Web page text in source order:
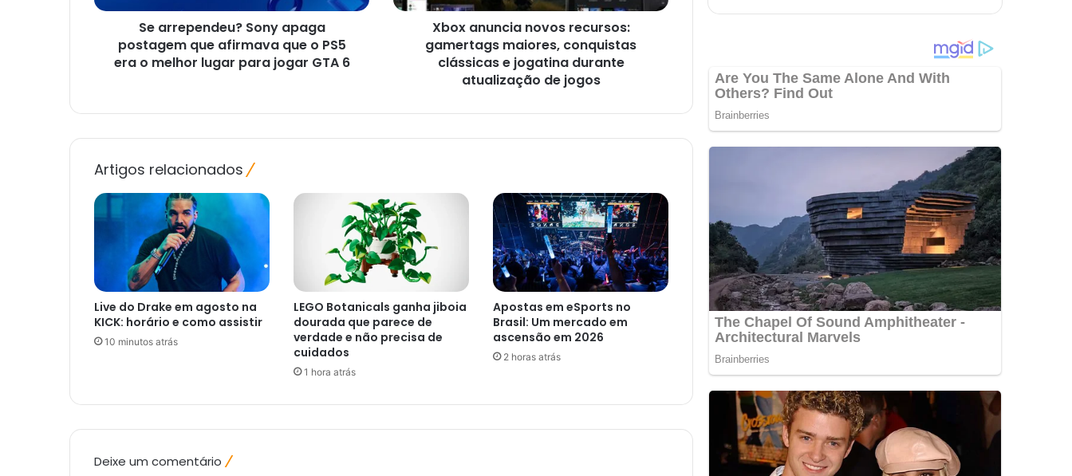
o
GTA
Se arrependeu? Sony apaga
postagem que afirmava que o PS5
era o melhor lugar para jogar GTA 6
e
durante
atualização
Xbox anuncia novos recursos:
gamertags maiores, conquistas
clássicas e jogatina durante
atualização de jogos
Artigos relacionados
Live do Drake em agosto na
KICK: horário e como assistir
10 minutos atrás
LEGO Botanicals ganha jiboia
dourada que parece de
verdade e não precisa de
cuidados
1 hora atrás
Apostas em eSports no
Brasil: Um mercado em
ascensão em 2026
2 horas atrás
Deixe um comentário